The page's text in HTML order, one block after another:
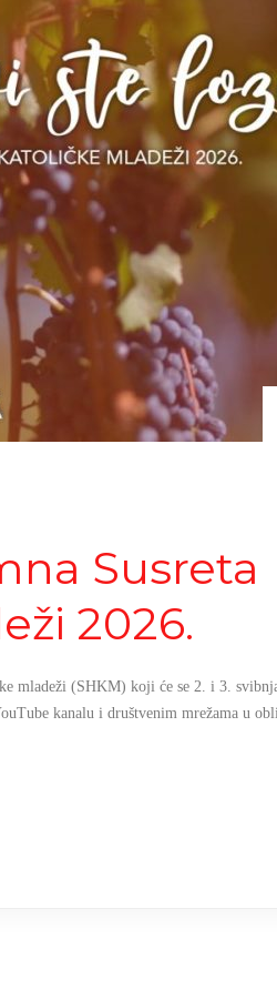
Susreta
2026.
mladeži (SHKM) koji će se 2. i 3.
kanalu i društvenim mrežama u